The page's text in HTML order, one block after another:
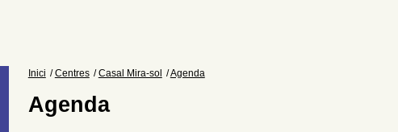
Inici Centres Casal Mira-sol Agenda
Agenda